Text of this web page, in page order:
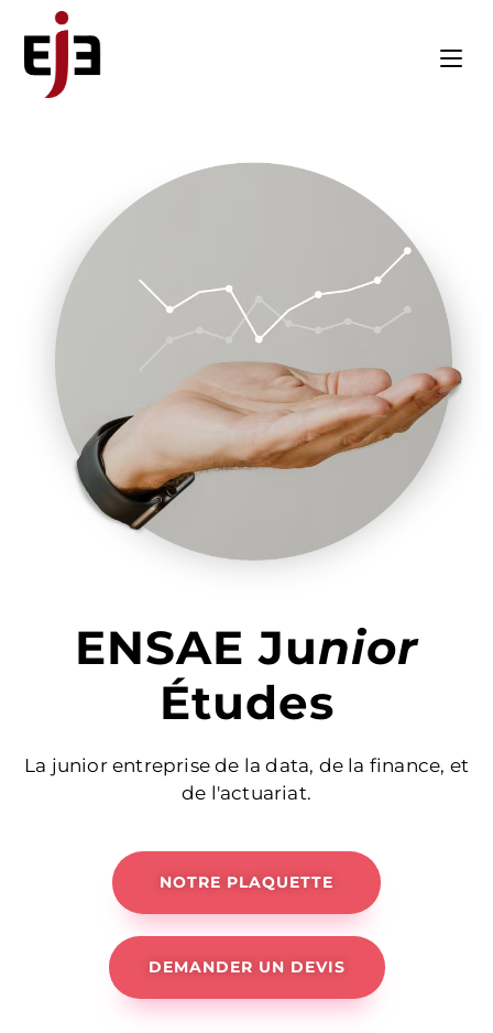
ENSAE JuNior
Études
La junior entreprise de la data, de la finance, et
de l'actuariat.
NOTRE PLAQUETTE
DEMANDER UN DEVIS